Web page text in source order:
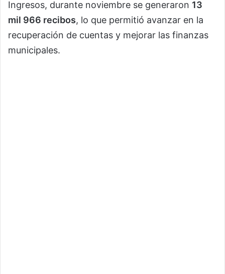
Ingresos, durante noviembre se generaron 13
mil 966 recibos, lo que permitió avanzar en la
recuperación de cuentas y mejorar las finanzas
municipales.